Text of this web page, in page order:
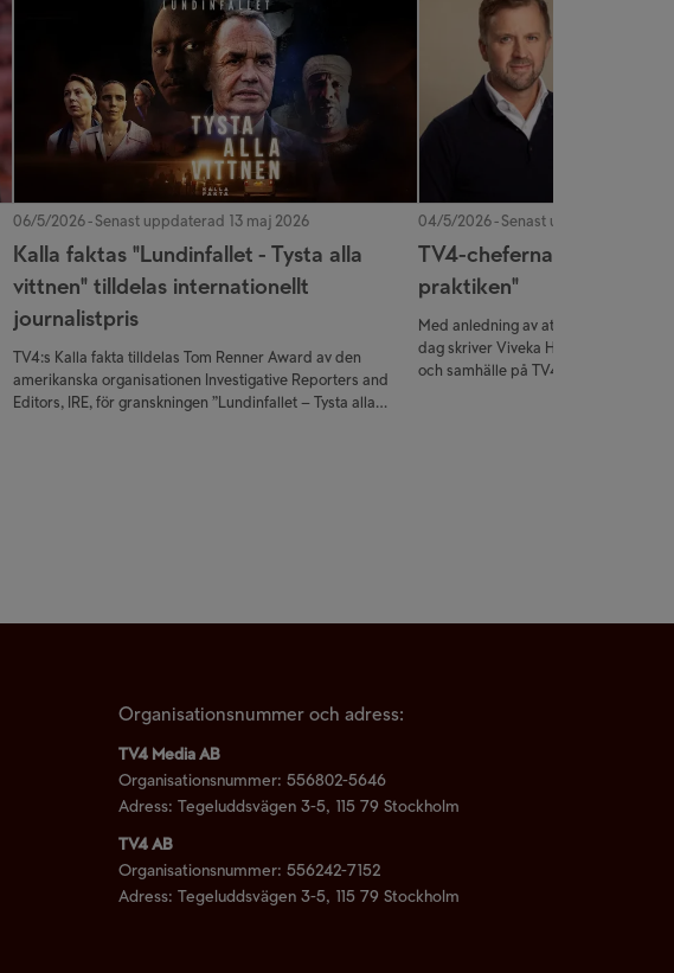
06/5/2026 - Senast uppdaterad 13 maj 2026
Kalla faktas "Lundinfallet - Tysta alla
vittnen" tilldelas internationellt
journalistpris
TV4:s Kalla fakta tilldelas Tom Renner Award av den
amerikanska organisationen Investigative Reporters and
Editors, IRE, för granskningen ”Lundinfallet – Tysta alla
04/5/2026 - Senast uppdaterad 12
TV4-cheferna: "Det här
praktiken"
Med anledning av att det i dag, den 3
dag skriver Viveka Hansson
och samhälle på TV4) och Mathias
Organisationsnummer och adress:
TV4 Media AB
Organisationsnummer: 556802-5646
Adress: Tegeluddsvägen 3-5, 115 79 Stockholm
TV4 AB
Organisationsnummer: 556242-7152
Adress: Tegeluddsvägen 3-5, 115 79 Stockholm